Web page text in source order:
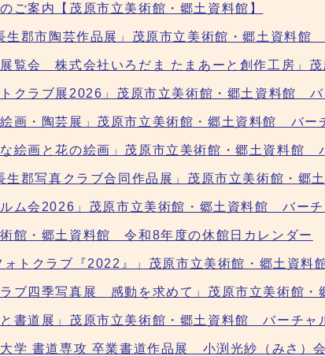
ご案内【茂原市立美術館・郷土資料館】
生郡市陶芸作品展」茂原市立美術館・郷土資料館
展覧会 株式会社いろだま たまあーと創作工房」
トクラブ展2026」茂原市立美術館・郷土資料館
絵画・陶芸展」茂原市立美術館・郷土資料館 バー
な絵画と花の絵画」茂原市立美術館・郷土資料館
生郡写真クラブ合同作品展」茂原市立美術館・
ルム会2026」茂原市立美術館・郷土資料館 バー
館・郷土資料館 令和8年度の休館日カレンダー
ォトクラブ『2022』」茂原市立美術館・郷土資
ラブ四季写真展 感動を求めて」茂原市立美術館
と書道展」茂原市立美術館・郷土資料館 バーチャ
大学 書道専攻 卒業書道作品展 小渕光紗（みさ）